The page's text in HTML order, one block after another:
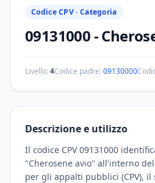
Codice CPV · Categoria
09131000-
Livello:4Codice padre:09130000
Descrizione e utilizzo
Il codice CPV 09131000
"Cherosene avio" all'interno
per gli appalti pubblici (CPV), il